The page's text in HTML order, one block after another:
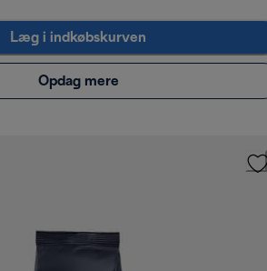
Læg i indkøbskurven
Opdag mere